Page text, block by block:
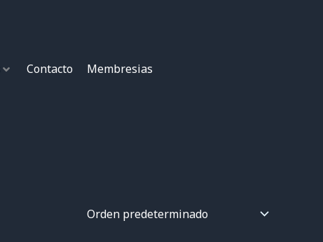
Contacto Membresias